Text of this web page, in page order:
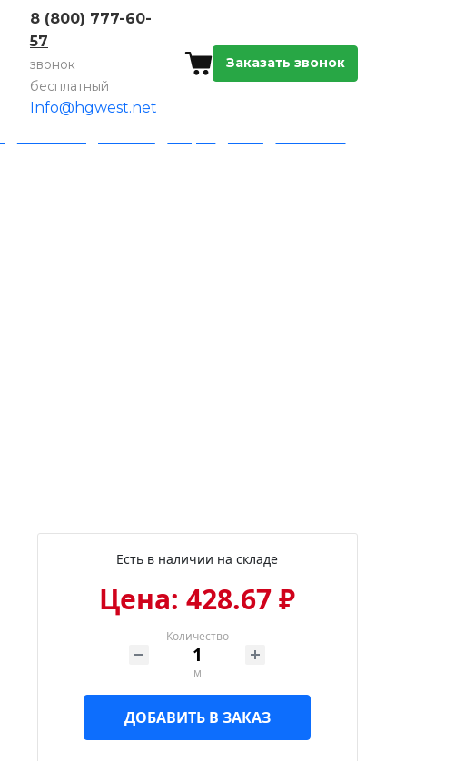
8 (800) 777-60-
57
звонок
бесплатный
Info@hgwest.net
Заказать звонок
Есть в наличии на складе
Цена: 428.67 ₽
Количество
м
ДОБАВИТЬ В ЗАКАЗ